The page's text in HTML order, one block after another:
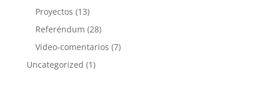
Proyectos (13)
Referéndum (28)
Video-comentarios (7)
Uncategorized (1)